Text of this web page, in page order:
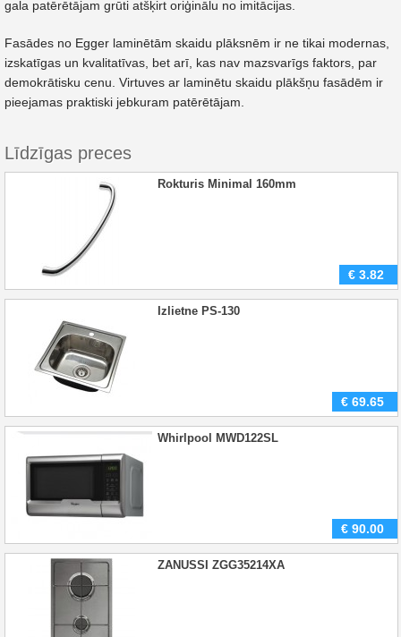
gala patērētājam grūti atšķirt oriģinālu no imitācijas.
Fasādes no Egger laminētām skaidu plāksnēm ir ne tikai modernas,
izskatīgas un kvalitatīvas, bet arī, kas nav mazsvarīgs faktors, par
demokrātisku cenu. Virtuves ar laminētu skaidu plākšņu fasādēm ir
pieejamas praktiski jebkuram patērētājam.
Līdzīgas preces
Rokturis Minimal 160mm
€ 3.82
Izlietne PS-130
€ 69.65
Whirlpool MWD122SL
€ 90.00
ZANUSSI ZGG35214XA